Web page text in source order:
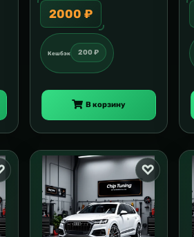
2000 ₽
Кешбэк 200 ₽
В корзину